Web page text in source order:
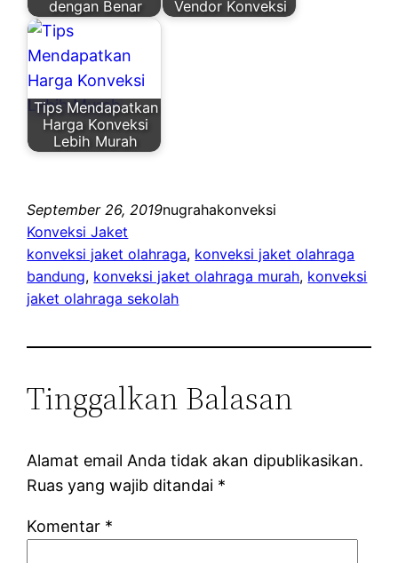
dengan Benar
Vendor Konveksi
Tips Mendapatkan
Harga Konveksi
Lebih Murah
September 26, 2019nugrahakonveksi
Konveksi Jaket
konveksi jaket olahraga, konveksi jaket olahraga
bandung, konveksi jaket olahraga murah, konveksi
jaket olahraga sekolah
Tinggalkan Balasan
Alamat email Anda tidak akan dipublikasikan.
Ruas yang wajib ditandai *
Komentar *